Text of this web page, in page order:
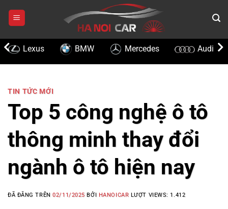
dung Lexus BMW Mercedes Audi
TIN TỨC MỚI
Top 5 công nghệ ô tô
thông minh thay đổi
ngành ô tô hiện nay
ĐÃ ĐĂNG TRÊN02/11/2025 BỞI HANOICAR LƯỢT VIEWS: 1.412